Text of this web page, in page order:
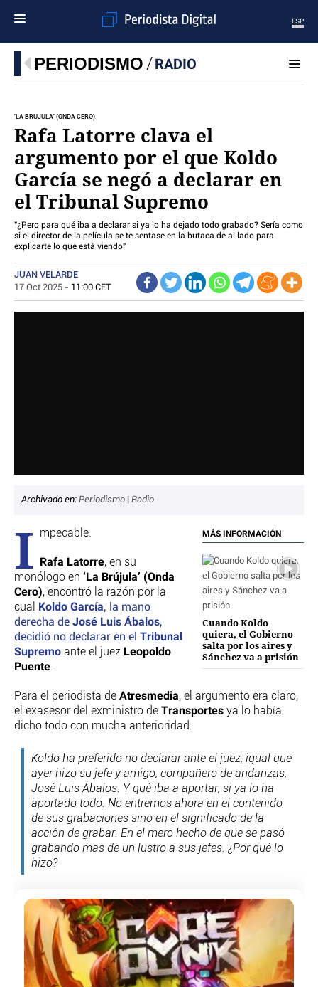
ESP
MENÚ
SECCIONES
MUNDO
PERIODISMO
ECONOMÍA
DEPORTES
CIENCIA
CULTURA
TELEVISIÓN
MAGAZINE
LA SEGUNDA DOSIS
LO ÚLTIMO
BLOGS
VÍDEOS
TEMAS
PERSONAJES
ORGANISMOS
AUTORES
HEMEROTECA
OFERTAS
CLUB PD
ENLACES
MEDIOS
MÁS SERVICIOS
AMÉRICA
ESPAÑA
PERIODISMO RADIO
'LA BRÚJULA' (ONDA CERO)
Rafa Latorre clava el
argumento por el que Koldo
García se negó a declarar en
el Tribunal Supremo
"¿Pero para qué iba a declarar si ya lo ha dejado todo grabado? Sería como
si el director de la película se te sentase en la butaca de al lado para
explicarte lo que está viendo"
JUAN VELARDE
17 Oct 2025 - 11:00 CET
Archivado en: Periodismo Radio
MÁS INFORMACIÓN
Cuando Koldo
quiera, el Gobierno
salta por los aires y
Sánchez va a prisión
I mpecable.
Rafa Latorre, en su
monólogo en ‘La Brújula’ (Onda
Cero), encontró la razón por la
cual
Koldo García, la mano
derecha de José Luis Ábalos,
decidió no declarar en el Tribunal
Supremo ante el juez Leopoldo
Puente.
Para el periodista de Atresmedia, el argumento era claro,
el exasesor del exministro de Transportes ya lo había
dicho todo con mucha anterioridad:
Koldo ha preferido no declarar ante el juez, igual que
ayer hizo su jefe y amigo, compañero de andanzas,
José Luis Ábalos. Y qué iba a aportar, si ya lo ha
aportado todo. No entremos ahora en el contenido
de sus grabaciones sino en el significado de la
acción de grabar. En el mero hecho de que se pasó
grabando mas de un lustro a sus jefes. ¿Por qué lo
hizo?